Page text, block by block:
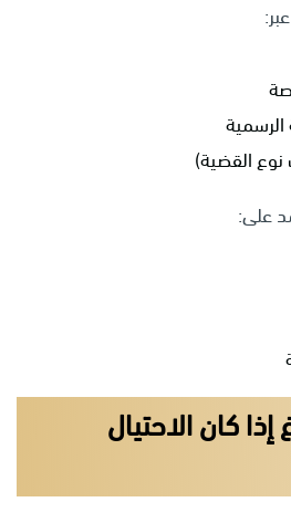
الرسمية
نوع القضية)
على:
كان الاحتيال